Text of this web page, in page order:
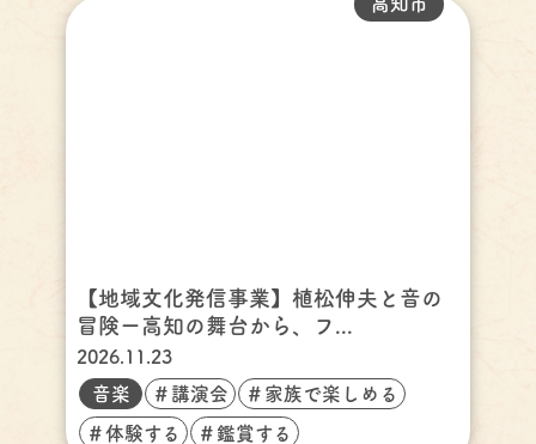
【地域文化発信事業】植松伸夫と音の
冒険ー高知の舞台から、フ...
高知市
2026.11.23
音楽
＃講演会 ＃家族で楽しめる
＃体験する ＃鑑賞する